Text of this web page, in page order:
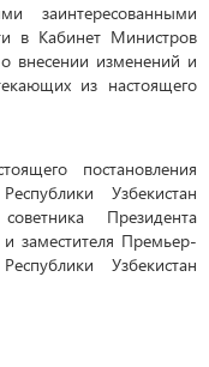
заинтересованными
в Кабинет Министров
внесении изменений и
из настоящего
постановления
Узбекистан
Президента
заместителя Премьер-
Узбекистан
Узбекистан